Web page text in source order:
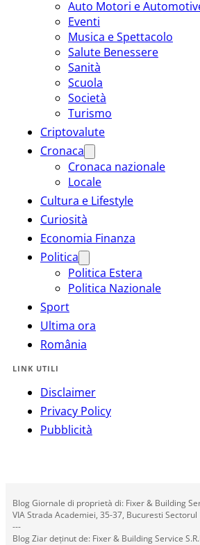
Auto Motori e
Eventi
Musica e Spettacolo
Salute Benessere
Sanità
Scuola
Società
Turismo
Criptovalute
Cronaca
Cronaca nazionale
Locale
Cultura e Lifestyle
Curiosità
Economia Finanza
Politica
Politica Estera
Politica Nazionale
Sport
Ultima ora
România
LINK UTILI
Disclaimer
Privacy Policy
Pubblicità
Blog Giornale di proprietà di: Fixer & Building
VIA Strada Academiei, 35-37, Bucuresti Sectorul
---
Blog Ziar deținut de: Fixer & Building Service